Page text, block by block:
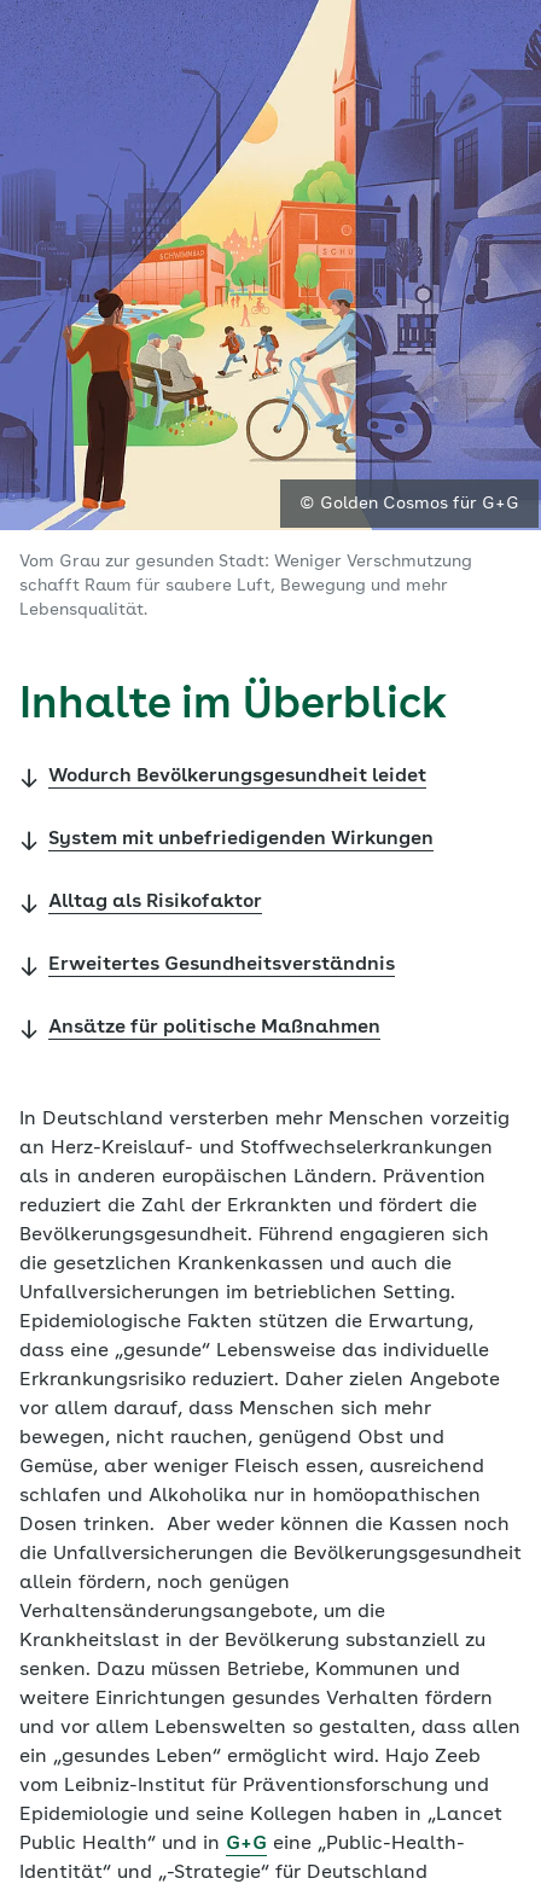
© Golden Cosmos für G+G
Vom Grau zur gesunden Stadt: Weniger Verschmutzung
schafft Raum für saubere Luft, Bewegung und mehr
Lebensqualität.
Inhalte im Überblick
Wodurch Bevölkerungsgesundheit leidet
System mit unbefriedigenden Wirkungen
Alltag als Risikofaktor
Erweitertes Gesundheitsverständnis
Ansätze für politische Maßnahmen
In Deutschland versterben mehr Menschen vorzeitig
an Herz-Kreislauf- und Stoffwechselerkrankungen
als in anderen europäischen Ländern. Prävention
reduziert die Zahl der Erkrankten und fördert die
Bevölkerungsgesundheit. Führend engagieren sich
die gesetzlichen Krankenkassen und auch die
Unfallversicherungen im betrieblichen Setting.
Epidemiologische Fakten stützen die Erwartung,
dass eine „gesunde“ Lebensweise das individuelle
Erkrankungsrisiko reduziert. Daher zielen Angebote
vor allem darauf, dass Menschen sich mehr
bewegen, nicht rauchen, genügend Obst und
Gemüse, aber weniger Fleisch essen, ausreichend
schlafen und Alkoholika nur in homöopathischen
Dosen trinken. Aber weder können die Kassen noch
die Unfallversicherungen die Bevölkerungsgesundheit
allein fördern, noch genügen
Verhaltensänderungsangebote, um die
Krankheitslast in der Bevölkerung substanziell zu
senken. Dazu müssen Betriebe, Kommunen und
weitere Einrichtungen gesundes Verhalten fördern
und vor allem Lebenswelten so gestalten, dass allen
ein „gesundes Leben“ ermöglicht wird. Hajo Zeeb
vom Leibniz-Institut für Präventionsforschung und
Epidemiologie und seine Kollegen haben in „Lancet
Public Health“ und in G+G eine „Public-Health-
Identität“ und „-Strategie“ für Deutschland